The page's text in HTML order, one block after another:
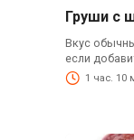
Груши с
Вкус
если
1 час. 10